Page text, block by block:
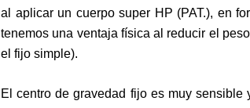
al aplicar un cuerpo super HP (PAT.), en
tenemos una ventaja física al reducir el
el fijo simple).
El centro de gravedad fijo es muy